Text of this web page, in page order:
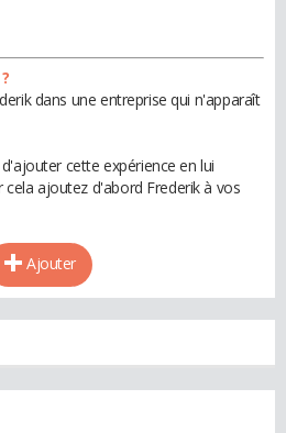
dans une entreprise qui n'apparaît
cette expérience en lui
ajoutez d'abord Frederik à vos
Ajouter